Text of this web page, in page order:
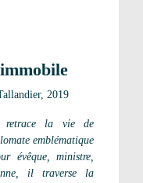
2019
retrace la vie de
emblématique
évêque, ministre,
il traverse la